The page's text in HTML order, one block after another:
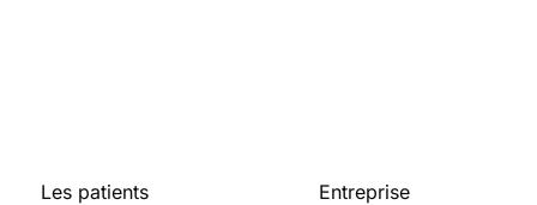
Les patients
Entreprise